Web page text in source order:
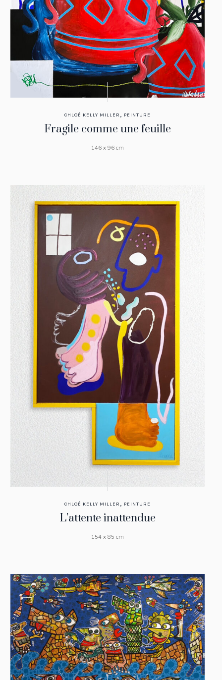
CHLOÉ KELLY MILLER , PEINTURE
Fragile comme une feuille
146 x 96 cm
CHLOÉ KELLY MILLER , PEINTURE
L’attente inattendue
154 x 85 cm